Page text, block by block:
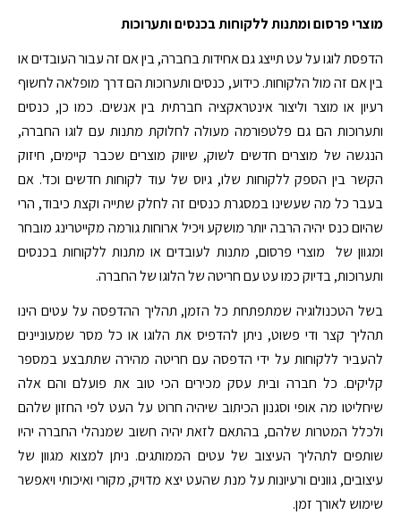
מוצרי פרסום ומתנות ללקוחות בכנסים ותערוכות
הדפסת לוגו על עט תייצג גם אחידות בחברה, בין אם זה עבור העובדים או
בין אם זה מול הלקוחות. כידוע, כנסים ותערוכות הם דרך מופלאה לחשוף
רעיון או מוצר וליצור אינטראקציה חברתית בין אנשים. כמו כן, כנסים
ותערוכות הם גם פלטפורמה מעולה לחלוקת מתנות עם לוגו החברה,
הנגשה של מוצרים חדשים לשוק, שיווק מוצרים שכבר קיימים, חיזוק
הקשר בין הספק ללקוחות שלו, גיוס של עוד לקוחות חדשים וכד'. אם
בעבר כל מה שעשינו במסגרת כנסים זה לחלק שתייה וקצת כיבוד, הרי
שהיום כנס יהיה הרבה יותר מושקע ויכיל ארוחות גורמה מקייטרינג מובחר
ומגוון של מוצרי פרסום, מתנות לעובדים או מתנות ללקוחות בכנסים
ותערוכות, בדיוק כמו עט עם חריטה של הלוגו של החברה.
בשל הטכנולוגיה שמתפתחת כל הזמן, תהליך ההדפסה על עטים הינו
תהליך קצר ודי פשוט, ניתן להדפיס את הלוגו או כל מסר שמעוניינים
להעביר ללקוחות על ידי הדפסה עם חריטה מהירה שתתבצע במספר
קליקים. כל חברה ובית עסק מכירים הכי טוב את פועלם והם אלה
שיחליטו מה אופי וסגנון הכיתוב שיהיה חרוט על העט לפי החזון שלהם
ולכלל המטרות שלהם, בהתאם לזאת יהיה חשוב שמנהלי החברה יהיו
שותפים לתהליך העיצוב של עטים הממותגים. ניתן למצוא מגוון של
עיצובים, גוונים ורעיונות על מנת שהעט יצא מדויק, מקורי ואיכותי ויאפשר
שימוש לאורך זמן.